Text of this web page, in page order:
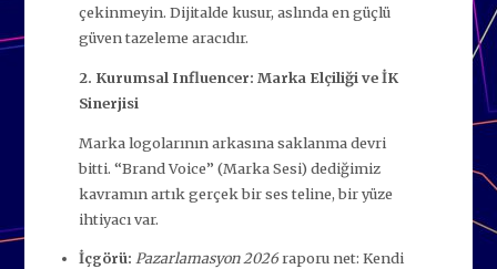
çekinmeyin. Dijitalde kusur, aslında en güçlü
güven tazeleme aracıdır.
2. Kurumsal Influencer: Marka Elçiliği ve İK
Sinerjisi
Marka logolarının arkasına saklanma devri
bitti. “Brand Voice” (Marka Sesi) dediğimiz
kavramın artık gerçek bir ses teline, bir yüze
ihtiyacı var.
İçgörü: Pazarlamasyon 2026raporu net: Kendi